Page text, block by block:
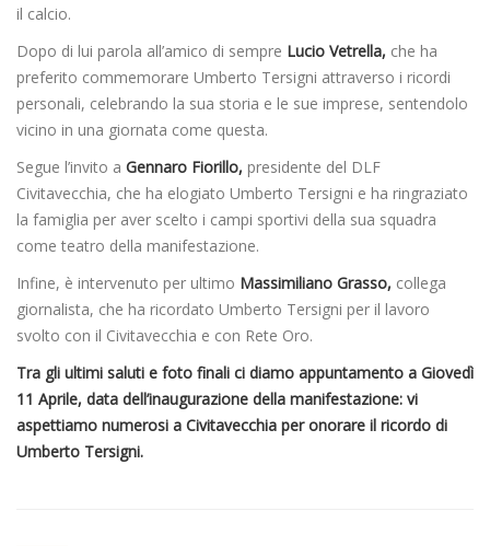
il calcio.
Dopo di lui parola all’amico di sempre Lucio Vetrella, che ha
preferito commemorare Umberto Tersigni attraverso i ricordi
personali, celebrando la sua storia e le sue imprese, sentendolo
vicino in una giornata come questa.
Segue l’invito a Gennaro Fiorillo, presidente del DLF
Civitavecchia, che ha elogiato Umberto Tersigni e ha ringraziato
la famiglia per aver scelto i campi sportivi della sua squadra
come teatro della manifestazione.
Infine, è intervenuto per ultimo Massimiliano Grasso, collega
giornalista, che ha ricordato Umberto Tersigni per il lavoro
svolto con il Civitavecchia e con Rete Oro.
Tra gli ultimi saluti e foto finali ci diamo appuntamento a Giovedì
11 Aprile, data dell’inaugurazione della manifestazione: vi
aspettiamo numerosi a Civitavecchia per onorare il ricordo di
Umberto Tersigni.